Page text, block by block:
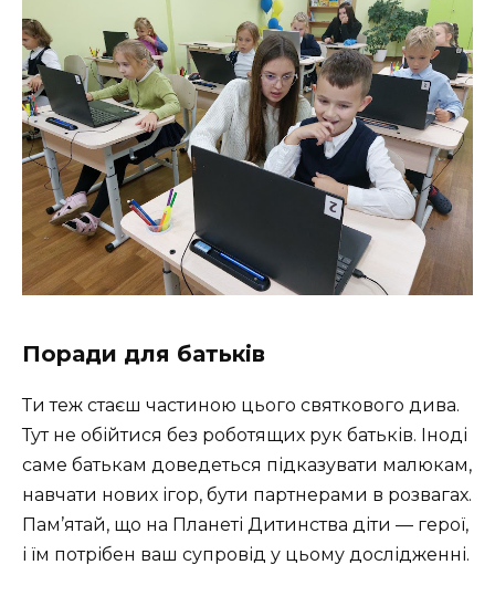
Поради для батьків
Ти теж стаєш частиною цього святкового дива.
Тут не обійтися без роботящих рук батьків. Іноді
саме батькам доведеться підказувати малюкам,
навчати нових ігор, бути партнерами в розвагах.
Пам’ятай, що на Планеті Дитинства діти — герої,
і їм потрібен ваш супровід у цьому дослідженні.